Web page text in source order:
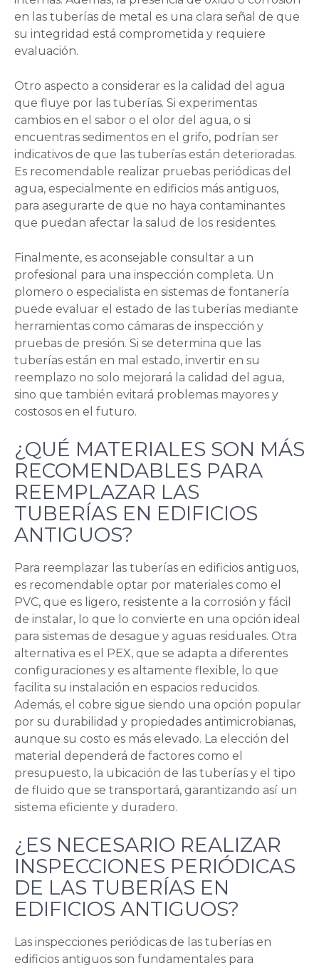
en las tuberías de metal es una clara señal de que
su integridad está comprometida y requiere
evaluación.
Otro aspecto a considerar es la calidad del agua
que fluye por las tuberías. Si experimentas
cambios en el sabor o el olor del agua, o si
encuentras sedimentos en el grifo, podrían ser
indicativos de que las tuberías están deterioradas.
Es recomendable realizar pruebas periódicas del
agua, especialmente en edificios más antiguos,
para asegurarte de que no haya contaminantes
que puedan afectar la salud de los residentes.
Finalmente, es aconsejable consultar a un
profesional para una inspección completa. Un
plomero o especialista en sistemas de fontanería
puede evaluar el estado de las tuberías mediante
herramientas como cámaras de inspección y
pruebas de presión. Si se determina que las
tuberías están en mal estado, invertir en su
reemplazo no solo mejorará la calidad del agua,
sino que también evitará problemas mayores y
costosos en el futuro.
¿QUÉ MATERIALES SON MÁS
RECOMENDABLES PARA
REEMPLAZAR LAS
TUBERÍAS EN EDIFICIOS
ANTIGUOS?
Para reemplazar las tuberías en edificios antiguos,
es recomendable optar por materiales como el
PVC, que es ligero, resistente a la corrosión y fácil
de instalar, lo que lo convierte en una opción ideal
para sistemas de desagüe y aguas residuales. Otra
alternativa es el PEX, que se adapta a diferentes
configuraciones y es altamente flexible, lo que
facilita su instalación en espacios reducidos.
Además, el cobre sigue siendo una opción popular
por su durabilidad y propiedades antimicrobianas,
aunque su costo es más elevado. La elección del
material dependerá de factores como el
presupuesto, la ubicación de las tuberías y el tipo
de fluido que se transportará, garantizando así un
sistema eficiente y duradero.
¿ES NECESARIO REALIZAR
INSPECCIONES PERIÓDICAS
DE LAS TUBERÍAS EN
EDIFICIOS ANTIGUOS?
Las inspecciones periódicas de las tuberías en
edificios antiguos son fundamentales para